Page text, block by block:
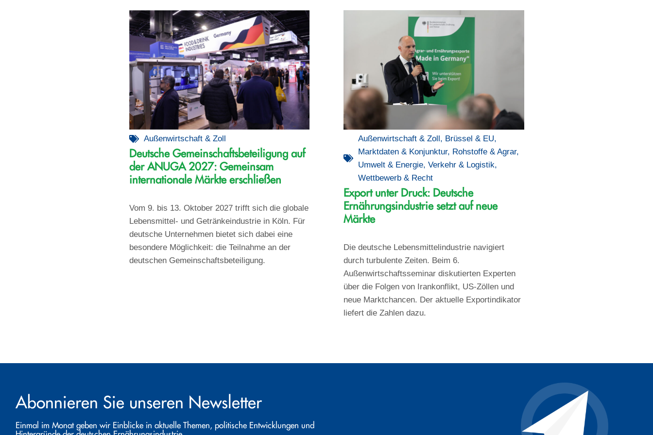
Außenwirtschaft & Zoll
Deutsche Gemeinschaftsbeteiligung auf
der ANUGA 2027: Gemeinsam
internationale Märkte erschließen
Vom 9. bis 13. Oktober 2027 trifft sich die globale
Lebensmittel- und Getränkeindustrie in Köln. Für
deutsche Unternehmen bietet sich dabei eine
besondere Möglichkeit: die Teilnahme an der
deutschen Gemeinschaftsbeteiligung.
Außenwirtschaft & Zoll, Brüssel & EU,
Marktdaten & Konjunktur, Rohstoffe & Agrar,
Umwelt & Energie, Verkehr & Logistik,
Wettbewerb & Recht
Export unter Druck: Deutsche
Ernährungsindustrie setzt auf neue
Märkte
Die deutsche Lebensmittelindustrie navigiert
durch turbulente Zeiten. Beim 6.
Außenwirtschaftsseminar diskutierten Experten
über die Folgen von Irankonflikt, US-Zöllen und
neue Marktchancen. Der aktuelle Exportindikator
liefert die Zahlen dazu.
Abonnieren Sie unseren Newsletter
Einmal im Monat geben wir Einblicke in aktuelle Themen, politische Entwicklungen und